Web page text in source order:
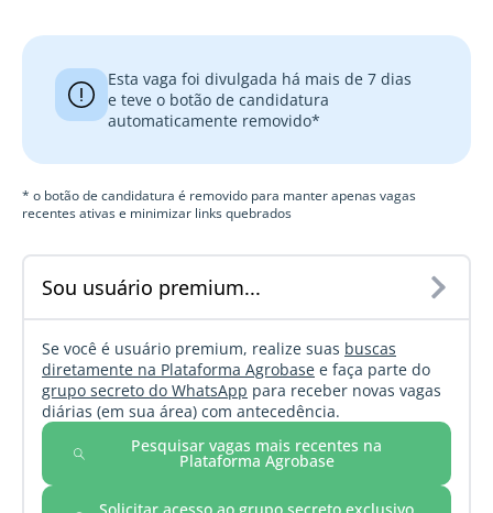
Esta vaga foi divulgada há mais de 7 dias
e teve o botão de candidatura
automaticamente removido*
* o botão de candidatura é removido para manter apenas vagas
recentes ativas e minimizar links quebrados
Sou usuário premium...
Se você é usuário premium, realize suas buscas
diretamente na Plataforma Agrobase e faça parte do
grupo secreto do WhatsApp para receber novas vagas
diárias (em sua área) com antecedência.
Pesquisar vagas mais recentes na
Plataforma Agrobase